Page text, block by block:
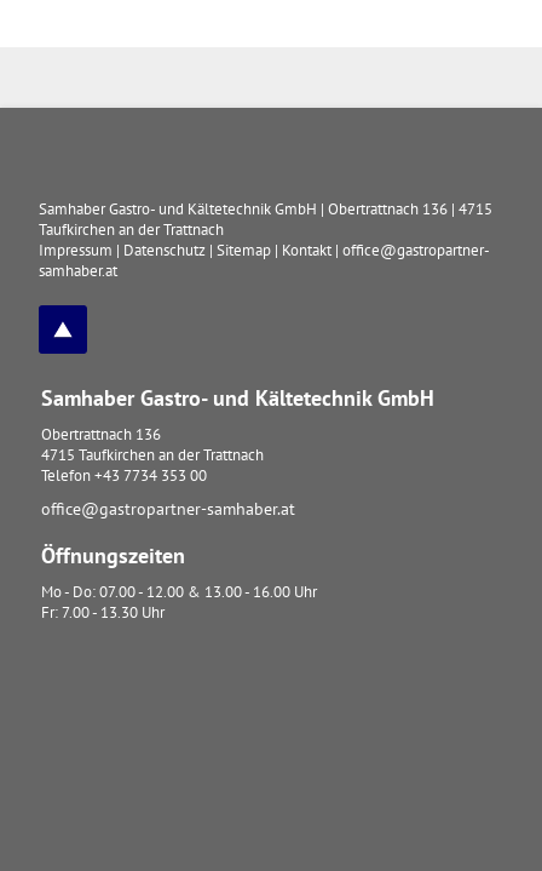
Samhaber Gastro- und Kältetechnik GmbH |Obertrattnach 136 |4715
Taufkirchen an der Trattnach
Impressum | Datenschutz |Sitemap | Kontakt |office@gastropartner-
samhaber.at
Samhaber Gastro- und Kältetechnik GmbH
Obertrattnach 136
4715 Taufkirchen an der Trattnach
Telefon +43 7734 353 00
office@gastropartner-samhaber.at
Öffnungszeiten
Mo - Do: 07.00 - 12.00 & 13.00 - 16.00 Uhr
Fr: 7.00 - 13.30 Uhr